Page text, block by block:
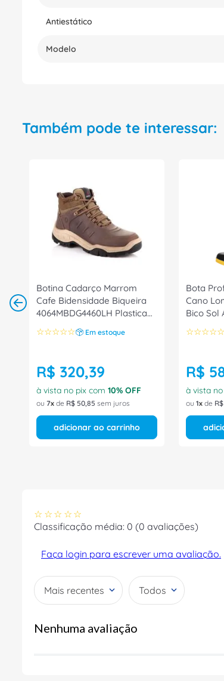
Antiestático
Modelo
Também pode te interessar:
Botina Cadarço Marrom
Cafe Bidensidade Biqueira
4064MBDG4460LH Plastica
Tamanho 41 CA 40872
Bracol
☆☆☆☆☆ Em estoque
R$ 320,39
à vista no pix com 10% OFF
ou 7 de R$ 50,85 sem juros
adicionar ao carrinho
Bota
Cano
Bico Sol
CA
☆☆☆☆☆
R$
à vista
ou 1 de R$
☆ ☆ ☆ ☆ ☆
Classificação média: 0 (0 avaliações)
Faça login para escrever uma avaliação.
Mais recentes Todos
Nenhuma avaliação